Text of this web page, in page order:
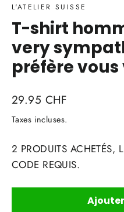
L'ATELIER SUISSE
T-shirt
very
préfère
Prix
régulier
29.95 CHF
Taxes incluses.
2 PRODUITS ACHETÉS,
CODE REQUIS.